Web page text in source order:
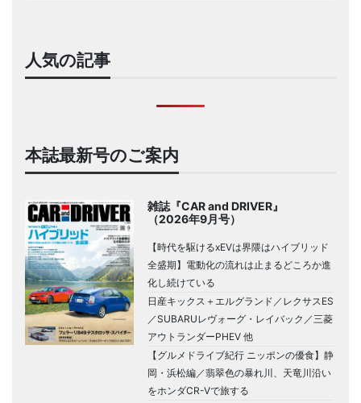
人気の記事
本誌最新号のご案内
雑誌『CAR and DRIVER』
（2026年9月号）
【時代を駆けるxEVは界隈はハイブリッド
全盛期】電動化の流れは止まるどころか進
化し続けている
日産キックス＋エルグランド／レクサスES
／SUBARUレヴォーグ・レイバック／三菱
アウトランダーPHEV 他
【グルメドライブ紀行 ニッポンの優食】静
岡・浜松編／翡翠色の暴れ川、天竜川沿い
をホンダCR-Vで旅する